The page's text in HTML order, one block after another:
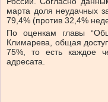
марта доля неудачных
79,4% (против 32,4%
По оценкам главы
Климарева, общая
75%, то есть каждое
адресата.